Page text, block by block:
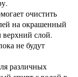
очистить
на окрашенный
слой.
не будут
различных